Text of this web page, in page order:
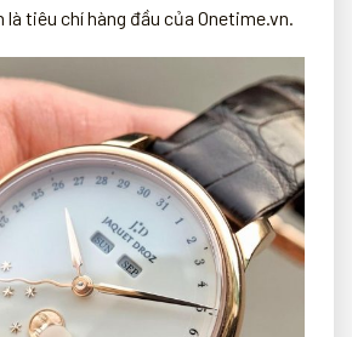
tiêu chí hàng đầu của Onetime.vn.